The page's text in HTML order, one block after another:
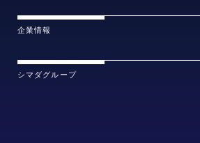
企業情報
シマダグループ